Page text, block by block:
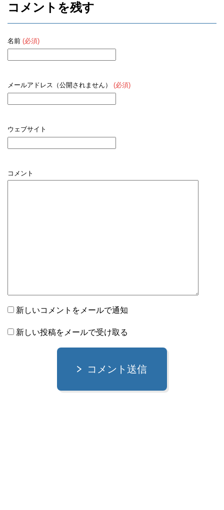
コメントを残す
名前 (必須)
メールアドレス（公開されません） (必須)
ウェブサイト
コメント
新しいコメントをメールで通知
新しい投稿をメールで受け取る
コメント送信